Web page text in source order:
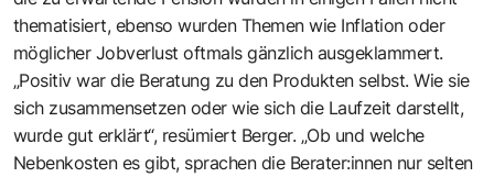
thematisiert, ebenso wurden Themen wie Inflation oder
möglicher Jobverlust oftmals gänzlich ausgeklammert.
„Positiv war die Beratung zu den Produkten selbst. Wie sie
sich zusammensetzen oder wie sich die Laufzeit darstellt,
wurde gut erklärt“, resümiert Berger. „Ob und welche
Nebenkosten es gibt, sprachen die Berater:innen nur selten